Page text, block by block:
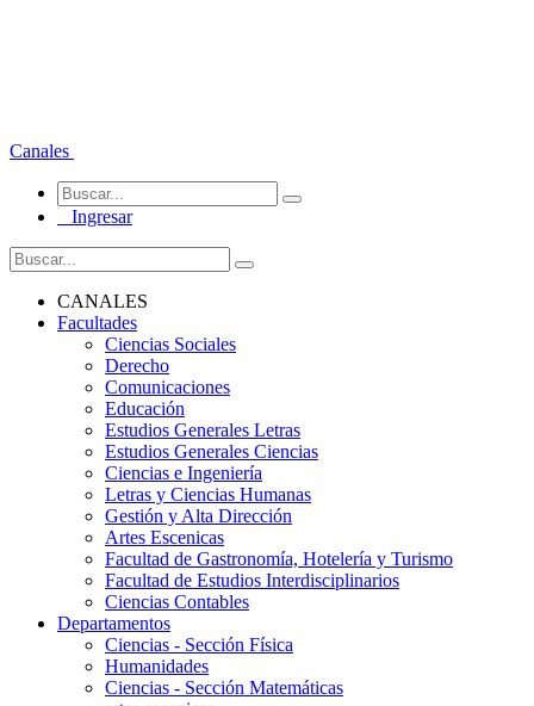
Canales
Ingresar
CANALES
Facultades
Ciencias Sociales
Derecho
Comunicaciones
Educación
Estudios Generales Letras
Estudios Generales Ciencias
Ciencias e Ingeniería
Letras y Ciencias Humanas
Gestión y Alta Dirección
Artes Escenicas
Facultad de Gastronomía, Hotelería y Turismo
Facultad de Estudios Interdisciplinarios
Ciencias Contables
Departamentos
Ciencias - Sección Física
Humanidades
Ciencias - Sección Matemáticas